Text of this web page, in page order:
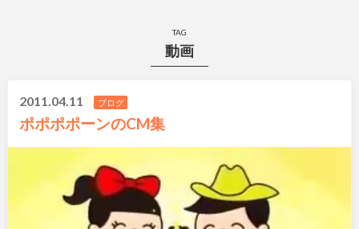
TAG
動画
2011.04.11 ブログ
ポポポポーンのCM集